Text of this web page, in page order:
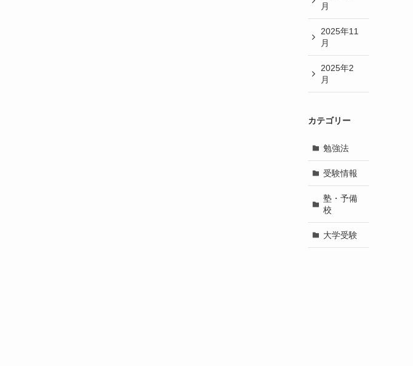
月
2025年11
月
2025年2
月
カテゴリー
勉強法
受験情報
塾・予備
校
大学受験